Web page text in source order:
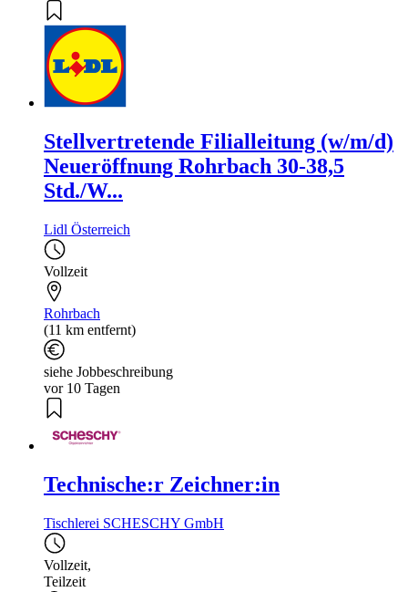
Stellvertretende Filialleitung (w/m/d)
Neueröffnung Rohrbach 30-38,5
Std./W...
Lidl Österreich
Vollzeit
Rohrbach
(11 km entfernt)
siehe Jobbeschreibung
vor 10 Tagen
Technische:r Zeichner:in
Tischlerei SCHESCHY GmbH
Vollzeit,
Teilzeit